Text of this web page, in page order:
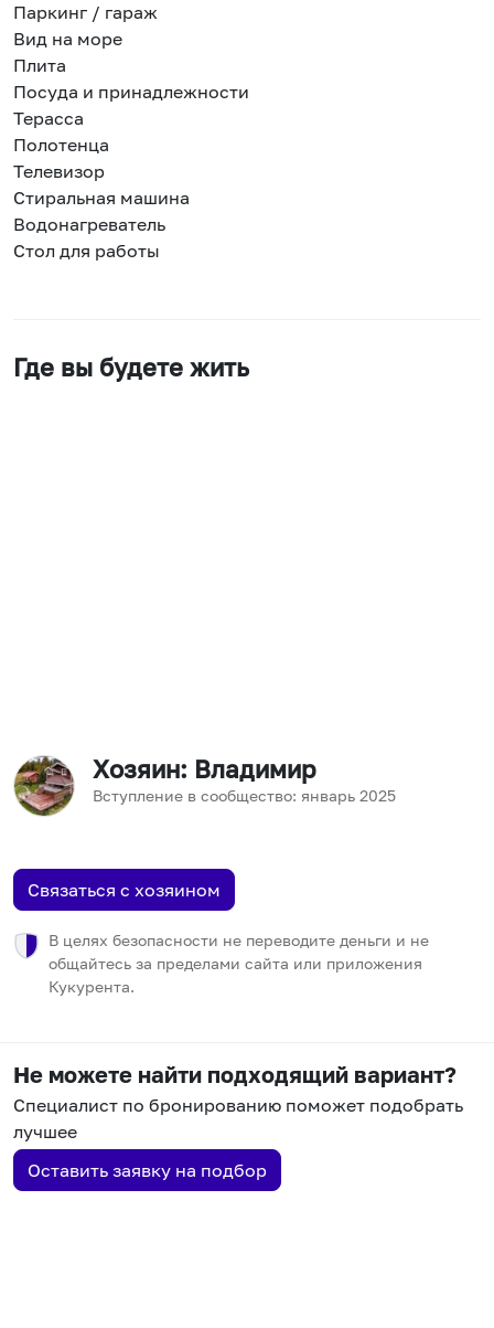
Паркинг / гараж
Вид на море
Плита
Посуда и принадлежности
Терасса
Полотенца
Телевизор
Стиральная машина
Водонагреватель
Стол для работы
Где вы будете жить
Хозяин: Владимир
Вступление в сообщество: январь 2025
Связаться с хозяином
В целях безопасности не переводите деньги и не
общайтесь за пределами сайта или приложения
Кукурента.
Не можете найти подходящий вариант?
Специалист по бронированию поможет подобрать
лучшее
Оставить заявку на подбор